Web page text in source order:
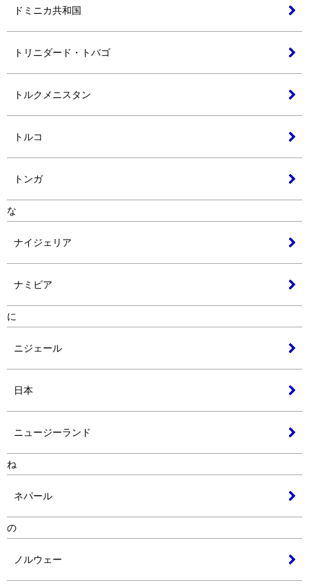
ドミニカ共和国
トリニダード・トバゴ
トルクメニスタン
トルコ
トンガ
な
ナイジェリア
ナミビア
に
ニジェール
日本
ニュージーランド
ね
ネパール
の
ノルウェー